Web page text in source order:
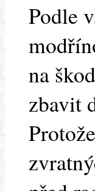
Podle
na
zbavit